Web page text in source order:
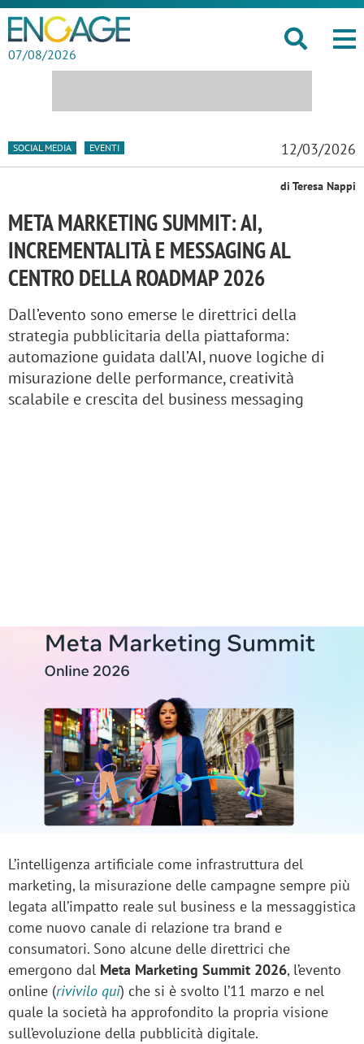
07/08/2026
SOCIAL MEDIA EVENTI 12/03/2026
di Teresa Nappi
META MARKETING SUMMIT: AI,
INCREMENTALITÀ E MESSAGING AL
CENTRO DELLA ROADMAP 2026
Dall’evento sono emerse le direttrici della
strategia pubblicitaria della piattaforma:
automazione guidata dall’AI, nuove logiche di
misurazione delle performance, creatività
scalabile e crescita del business messaging
L’intelligenza artificiale come infrastruttura del
marketing, la misurazione delle campagne sempre più
legata all’impatto reale sul business e la messaggistica
come nuovo canale di relazione tra brand e
consumatori. Sono alcune delle direttrici che
emergono dal Meta Marketing Summit 2026, l’evento
online (rivivilo qui) che si è svolto l’11 marzo e nel
quale la società ha approfondito la propria visione
sull’evoluzione della pubblicità digitale.